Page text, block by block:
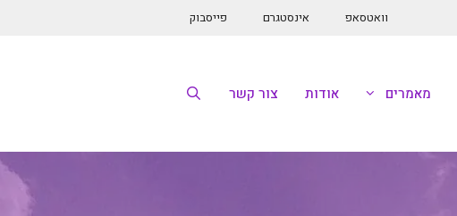
פייסבוק אינסטגרם וואטסאפ
מאמרים אודות צור קשר